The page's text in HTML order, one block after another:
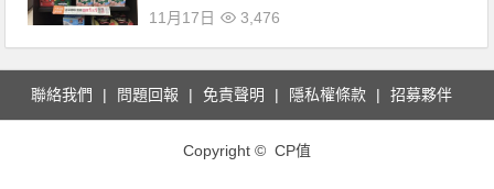
惠開賣！
11月17日 3,476
聯絡我們 問題回報 免責聲明 隱私權條款 招募夥伴
Copyright © CP值